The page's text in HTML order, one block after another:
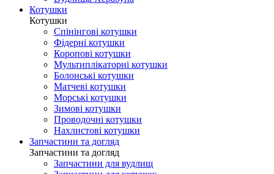
Котушки
Котушки
Спінінгові котушки
Фідерні котушки
Коропові котушки
Мультиплікаторні котушки
Болонські котушки
Матчеві котушки
Морські котушки
Зимові котушки
Проводочні котушки
Нахлистові котушки
Запчастини та догляд
Запчастини та догляд
Запчастини для вудлищ